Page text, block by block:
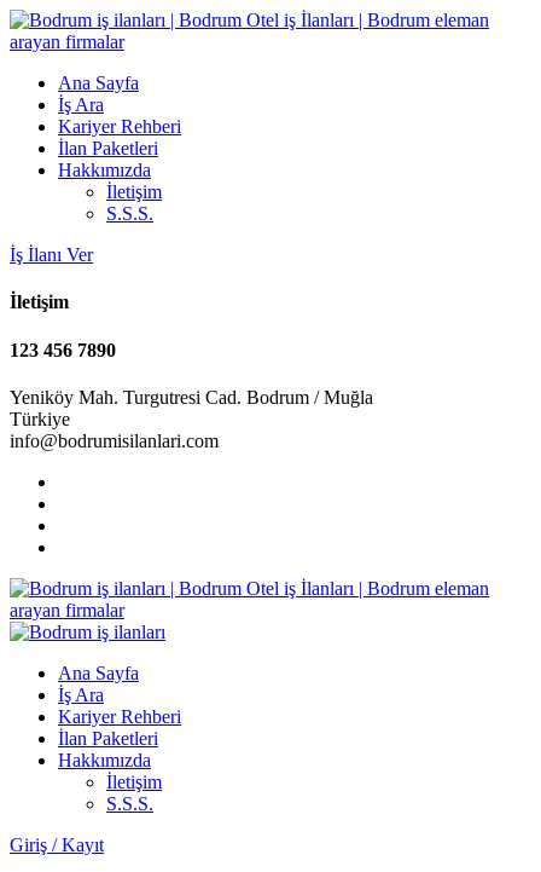
Ana Sayfa
İş Ara
Kariyer Rehberi
İlan Paketleri
Hakkımızda
İletişim
S.S.S.
İş İlanı Ver
İletişim
123 456 7890
Yeniköy Mah. Turgutresi Cad. Bodrum / Muğla
Türkiye
info@bodrumisilanlari.com
Ana Sayfa
İş Ara
Kariyer Rehberi
İlan Paketleri
Hakkımızda
İletişim
S.S.S.
Giriş / Kayıt